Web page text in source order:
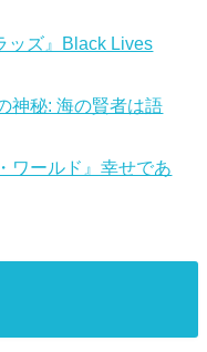
ッズ』Black Lives
神秘: 海の賢者は語
ワールド』幸せであ